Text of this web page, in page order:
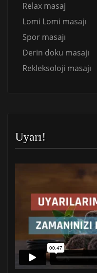
Relax masaj
Lomi Lomi masajı
Spor masajı
Derin doku masajı
Rekleksoloji masajı
Uyarı!